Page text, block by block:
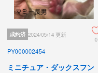
成約済 2024/05/14 更新
0
PY000002454
ミニチュア・ダックスフン